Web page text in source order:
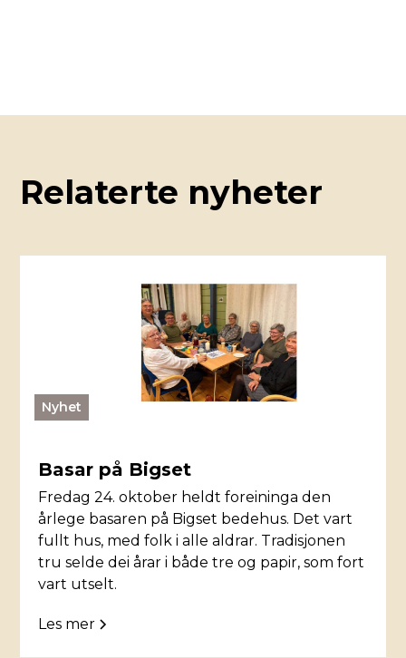
Relaterte nyheter
Nyhet
Basar på Bigset
Fredag 24. oktober heldt foreininga den
årlege basaren på Bigset bedehus. Det vart
fullt hus, med folk i alle aldrar. Tradisjonen
tru selde dei årar i både tre og papir, som fort
vart utselt.
Les mer